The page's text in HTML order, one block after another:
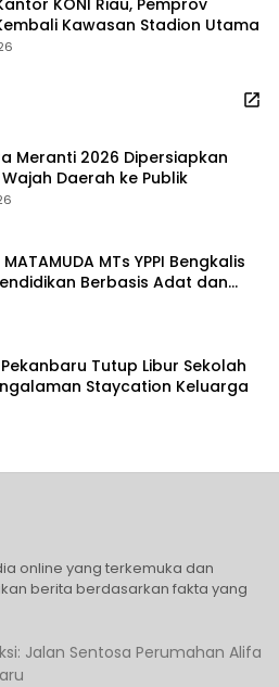
Kawasan Stadion Utama
Meranti 2026 Dipersiapkan
Daerah ke Publik
MTs YPPI Bengkalis
Berbasis Adat dan
Pekanbaru Tutup Libur Sekolah
Staycation Keluarga
online yang terkemuka dan
berita berdasarkan fakta yang
Jalan Sentosa Perumahan Alifa